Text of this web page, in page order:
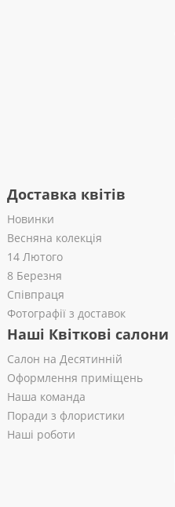
Доставка квітів
Новинки
Весняна колекція
14 Лютого
8 Березня
Співпраця
Фотографії з доставок
Наші Квіткові салони
Салон на Десятинній
Оформлення приміщень
Наша команда
Поради з флористики
Наші роботи